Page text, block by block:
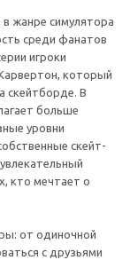
в жанре симулятора
среди фанатов
игроки
который
скейтборде. В
больше
уровни
скейт-
кто мечтает о
от одиночной
с друзьями